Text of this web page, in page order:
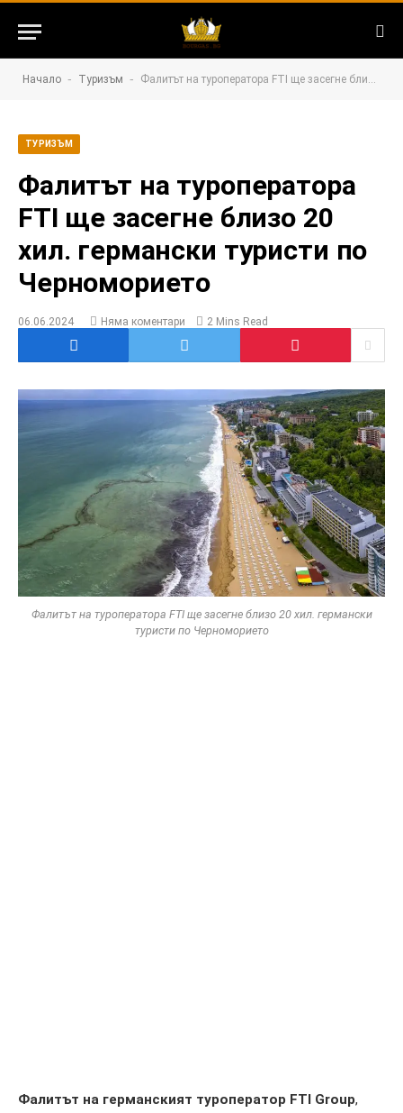
Начало - Туризъм - Фалитът на туроператора FTI ще засегне близо 20 хил. германски туристи по Черноморието
ТУРИЗЪМ
Фалитът на туроператора
FTI ще засегне близо 20
хил. германски туристи по
Черноморието
06.06.2024 Няма коментари 2 Mins Read
Фалитът на туроператора FTI ще засегне близо 20 хил. германски
туристи по Черноморието
Фалитът на германският туроператор FTI Group,